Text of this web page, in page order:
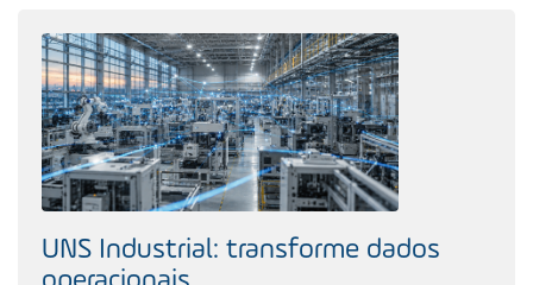
UNS Industrial: transforme dados